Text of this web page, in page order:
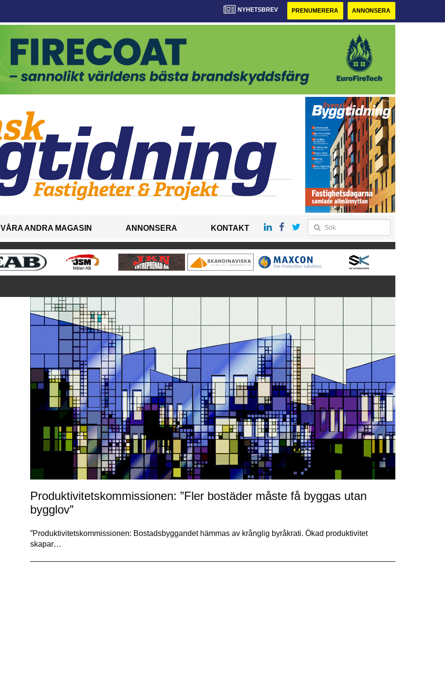
NYHETSBREV PRENUMERERA ANNONSERA
VÅRA ANDRA MAGASIN ANNONSERA KONTAKT
Produktivitetskommissionen: ”Fler bostäder måste få byggas utan
bygglov”
”Produktivitetskommissionen: Bostadsbyggandet hämmas av krånglig byråkrati. Ökad produktivitet
skapar…